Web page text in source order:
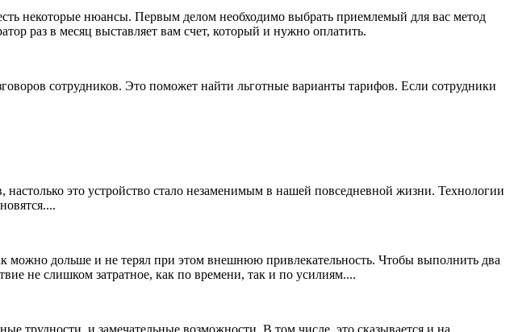
некоторые нюансы. Первым делом необходимо выбрать приемлемый для вас метод
раз в месяц выставляет вам счет, который и нужно оплатить.
сотрудников. Это поможет найти льготные варианты тарифов. Если сотрудники
это устройство стало незаменимым в нашей повседневной жизни. Технологии
можно дольше и не терял при этом внешнюю привлекательность. Чтобы выполнить два
не слишком затратное, как по времени, так и по усилиям....
трудности и замечательные возможности. В том числе, это сказывается и на